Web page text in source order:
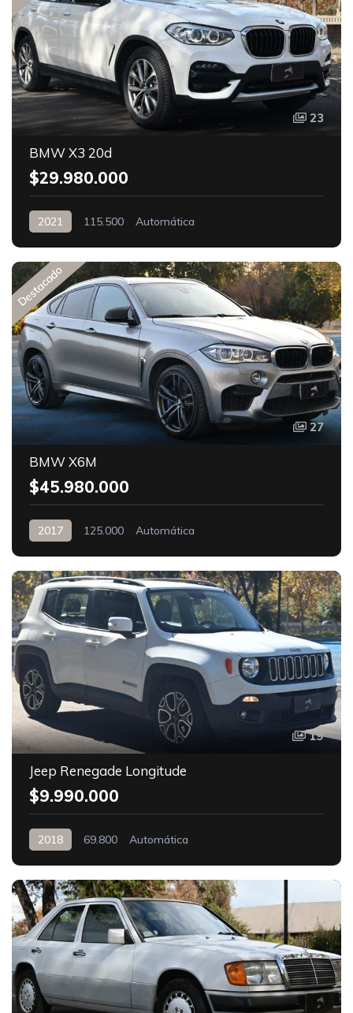
23
BMW X3 20d
$29.980.000
2021 115.500 Automática
Destacado
27
BMW X6M
$45.980.000
2017 125.000 Automática
19
Jeep Renegade Longitude
$9.990.000
2018 69.800 Automática